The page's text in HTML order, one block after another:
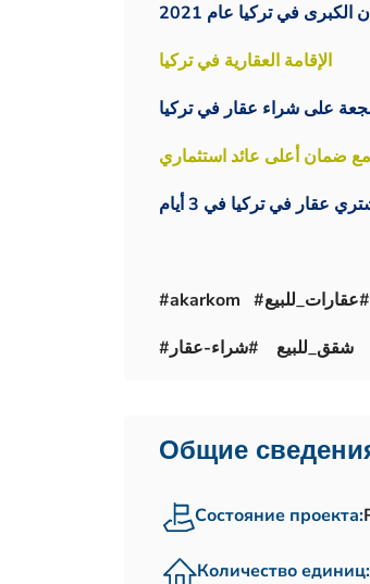
في تركيا عام 2021
الإقامة العقارية في تركيا
على شراء عقار في تركيا
ضمان أعلى عائد استثماري
عقار في تركيا في 3 أيام
#شقق_للبيع #شراء-عقار
Общие
Состояние проекта:
Количество единиц: